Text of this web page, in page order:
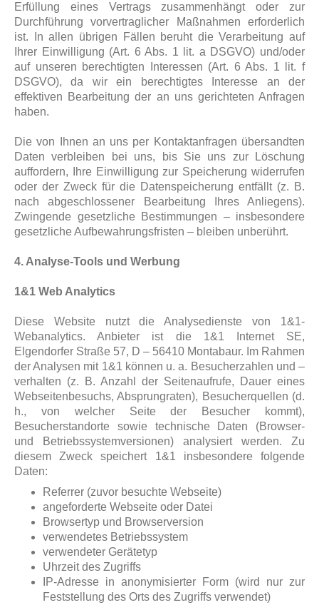
Erfüllung eines Vertrags zusammenhängt oder zur
Durchführung vorvertraglicher Maßnahmen erforderlich
ist. In allen übrigen Fällen beruht die Verarbeitung auf
Ihrer Einwilligung (Art. 6 Abs. 1 lit. a DSGVO) und/oder
auf unseren berechtigten Interessen (Art. 6 Abs. 1 lit. f
DSGVO), da wir ein berechtigtes Interesse an der
effektiven Bearbeitung der an uns gerichteten Anfragen
haben.
Die von Ihnen an uns per Kontaktanfragen übersandten
Daten verbleiben bei uns, bis Sie uns zur Löschung
auffordern, Ihre Einwilligung zur Speicherung widerrufen
oder der Zweck für die Datenspeicherung entfällt (z. B.
nach abgeschlossener Bearbeitung Ihres Anliegens).
Zwingende gesetzliche Bestimmungen – insbesondere
gesetzliche Aufbewahrungsfristen – bleiben unberührt.
4. Analyse-Tools und Werbung
1&1 Web Analytics
Diese Website nutzt die Analysedienste von 1&1-
Webanalytics. Anbieter ist die 1&1 Internet SE,
Elgendorfer Straße 57, D – 56410 Montabaur. Im Rahmen
der Analysen mit 1&1 können u. a. Besucherzahlen und –
verhalten (z. B. Anzahl der Seitenaufrufe, Dauer eines
Webseitenbesuchs, Absprungraten), Besucherquellen (d.
h., von welcher Seite der Besucher kommt),
Besucherstandorte sowie technische Daten (Browser-
und Betriebssystemversionen) analysiert werden. Zu
diesem Zweck speichert 1&1 insbesondere folgende
Daten:
Referrer (zuvor besuchte Webseite)
angeforderte Webseite oder Datei
Browsertyp und Browserversion
verwendetes Betriebssystem
verwendeter Gerätetyp
Uhrzeit des Zugriffs
IP-Adresse in anonymisierter Form (wird nur zur
Feststellung des Orts des Zugriffs verwendet)